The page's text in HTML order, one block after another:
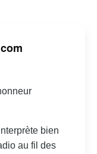
bien
au fil des